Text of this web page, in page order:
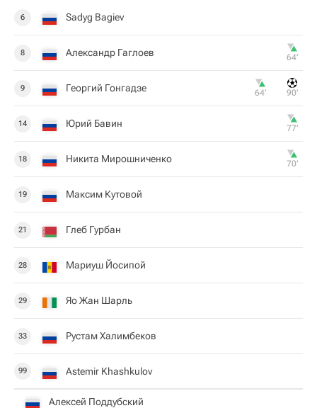
6 Sadyg Bagiev
8 Александр Гаглоев 64‎’‎
9 Георгий Гонгадзе 64‎’‎ 90‎’‎
14 Юрий Бавин 77‎’‎
18 Никита Мирошниченко 70‎’‎
19 Максим Кутовой
21 Глеб Гурбан
28 Мариуш Йосипой
29 Яо Жан Шарль
33 Рустам Халимбеков
99 Astemir Khashkulov
Алексей Поддубский